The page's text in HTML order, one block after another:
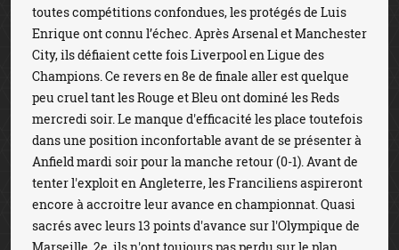
toutes compétitions confondues, les protégés de Luis
Enrique ont connu l’échec. Après Arsenal et Manchester
City, ils défiaient cette fois Liverpool en Ligue des
Champions. Ce revers en 8e de finale aller est quelque
peu cruel tant les Rouge et Bleu ont dominé les Reds
mercredi soir. Le manque d'efficacité les place toutefois
dans une position inconfortable avant de se présenter à
Anfield mardi soir pour la manche retour (0-1). Avant de
tenter l'exploit en Angleterre, les Franciliens aspireront
encore à accroitre leur avance en championnat. Quasi
sacrés avec leurs 13 points d'avance sur l'Olympique de